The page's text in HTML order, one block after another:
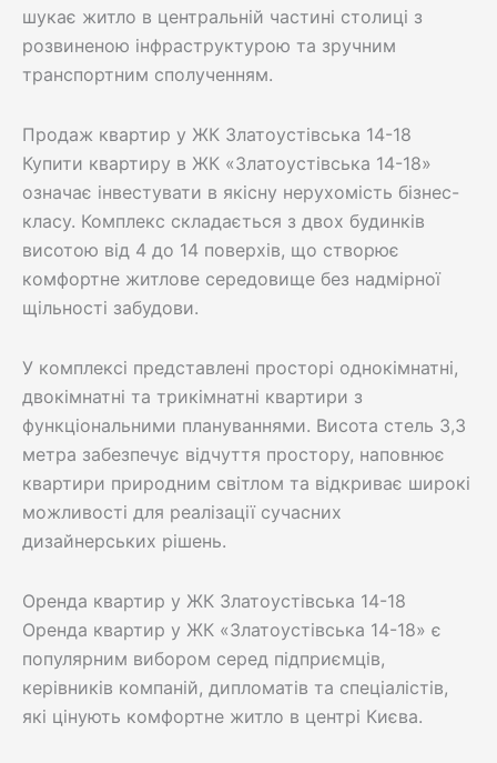
шукає житло в центральній частині столиці з
розвиненою інфраструктурою та зручним
транспортним сполученням.
Продаж квартир у ЖК Златоустівська 14-18
Купити квартиру в ЖК «Златоустівська 14-18»
означає інвестувати в якісну нерухомість бізнес-
класу. Комплекс складається з двох будинків
висотою від 4 до 14 поверхів, що створює
комфортне житлове середовище без надмірної
щільності забудови.
У комплексі представлені просторі однокімнатні,
двокімнатні та трикімнатні квартири з
функціональними плануваннями. Висота стель 3,3
метра забезпечує відчуття простору, наповнює
квартири природним світлом та відкриває широкі
можливості для реалізації сучасних
дизайнерських рішень.
Оренда квартир у ЖК Златоустівська 14-18
Оренда квартир у ЖК «Златоустівська 14-18» є
популярним вибором серед підприємців,
керівників компаній, дипломатів та спеціалістів,
які цінують комфортне житло в центрі Києва.